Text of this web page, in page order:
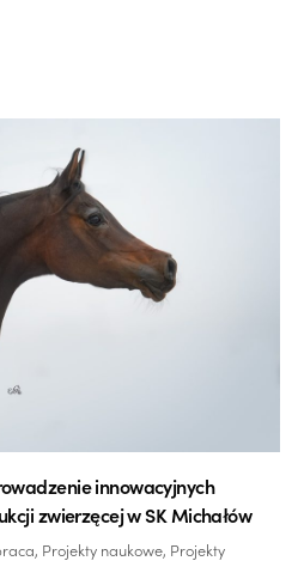
innowacyjnych
zwierzęcej w SK Michałów
, Projekty naukowe, Projekty